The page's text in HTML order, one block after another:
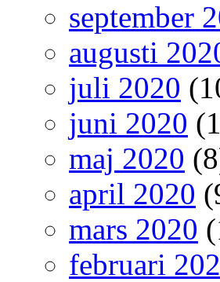
september
augusti
juli 2020
juni 2020
maj 2020
april 2020
mars 2020
februari